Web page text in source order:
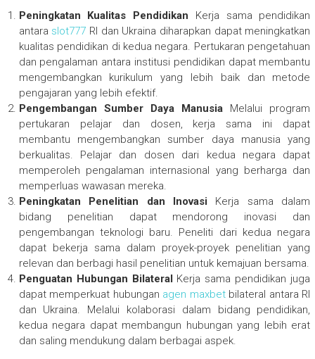
Peningkatan Kualitas Pendidikan Kerja sama pendidikan
antara slot777 RI dan Ukraina diharapkan dapat meningkatkan
kualitas pendidikan di kedua negara. Pertukaran pengetahuan
dan pengalaman antara institusi pendidikan dapat membantu
mengembangkan kurikulum yang lebih baik dan metode
pengajaran yang lebih efektif.
Pengembangan Sumber Daya Manusia Melalui program
pertukaran pelajar dan dosen, kerja sama ini dapat
membantu mengembangkan sumber daya manusia yang
berkualitas. Pelajar dan dosen dari kedua negara dapat
memperoleh pengalaman internasional yang berharga dan
memperluas wawasan mereka.
Peningkatan Penelitian dan Inovasi Kerja sama dalam
bidang penelitian dapat mendorong inovasi dan
pengembangan teknologi baru. Peneliti dari kedua negara
dapat bekerja sama dalam proyek-proyek penelitian yang
relevan dan berbagi hasil penelitian untuk kemajuan bersama.
Penguatan Hubungan Bilateral Kerja sama pendidikan juga
dapat memperkuat hubungan agen maxbetbilateral antara RI
dan Ukraina. Melalui kolaborasi dalam bidang pendidikan,
kedua negara dapat membangun hubungan yang lebih erat
dan saling mendukung dalam berbagai aspek.